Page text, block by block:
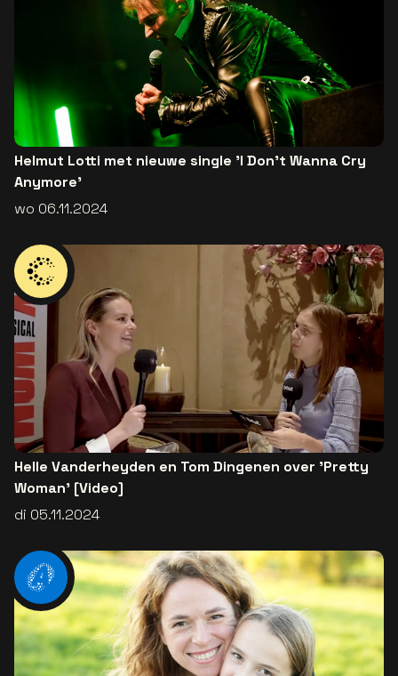
Helmut Lotti met nieuwe single 'I Don't Wanna Cry
Anymore'
wo 06.11.2024
Helle Vanderheyden en Tom Dingenen over 'Pretty
Woman' [Video]
di 05.11.2024